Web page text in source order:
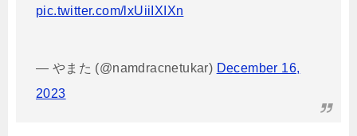
pic.twitter.com/lxUiiIXIXn
— やまた (@namdracnetukar) December 16,
2023